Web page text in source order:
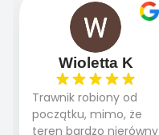
Wioletta K
Trawnik robiony od
początku, mimo, że
teren bardzo nierówny